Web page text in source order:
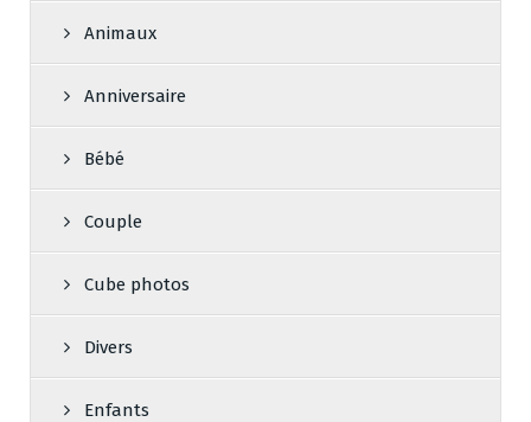
Animaux
Anniversaire
Bébé
Couple
Cube photos
Divers
Enfants